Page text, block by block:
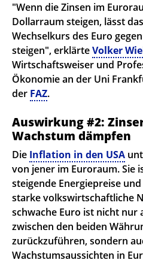
"Wenn die Zinsen im
Dollarraum steigen, lässt
Wechselkurs des Euro
steigen", erklärteVolker
Wirtschaftsweiser und
Ökonomie an der Uni
der FAZ.
Auswirkung #2:
Wachstum dämpfen
Die Inflation in den USA
von jener im Euroraum. Sie
steigende Energiepreise
starke volkswirtschaftliche
schwache Euro ist nicht nur
zwischen den beiden
zurückzuführen, sondern
Wachstumsaussichten in